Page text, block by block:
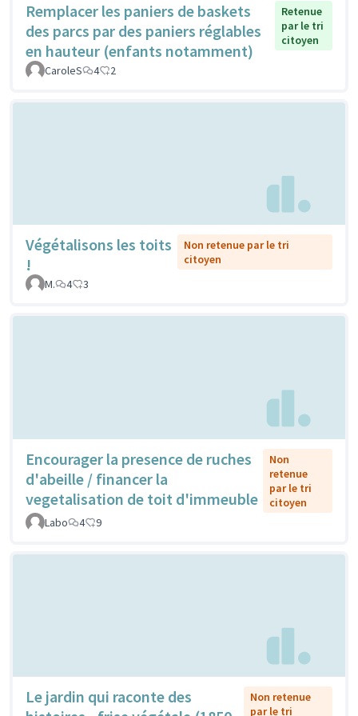
Remplacer les paniers de baskets
des parcs par des paniers réglables
en hauteur (enfants notamment)
Retenue
par le tri
citoyen
CaroleS 4 2
Végétalisons les toits
!
Non retenue par le tri
citoyen
M.
4 3
Encourager la presence de ruches
d'abeille / financer la
vegetalisation de toit d'immeuble
Non
retenue
par le tri
citoyen
Labo
4 9
Le jardin qui raconte des
Non retenue
par le tri